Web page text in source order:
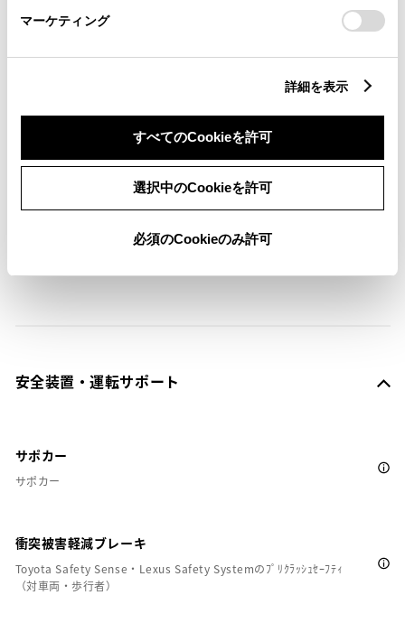
マーケティング
詳細を表示
すべてのCookieを許可
選択中のCookieを許可
必須のCookieのみ許可
横滑防止装置
安全装置・運転サポート
サポカー
サポカー
衝突被害軽減ブレーキ
Toyota Safety Sense・Lexus Safety Systemのﾌﾟﾘｸﾗｯｼｭｾｰﾌﾃｨ
（対車両・歩行者）